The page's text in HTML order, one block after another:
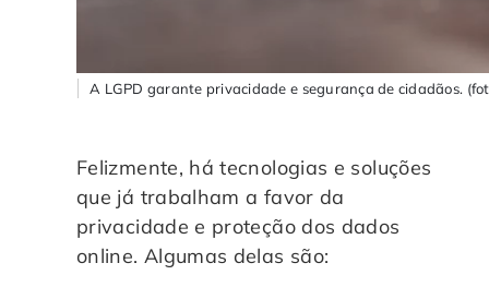
A LGPD garante privacidade e segurança de cidadãos.
Felizmente, há tecnologias e soluções
que já trabalham a favor da
privacidade e proteção dos dados
online. Algumas delas são: